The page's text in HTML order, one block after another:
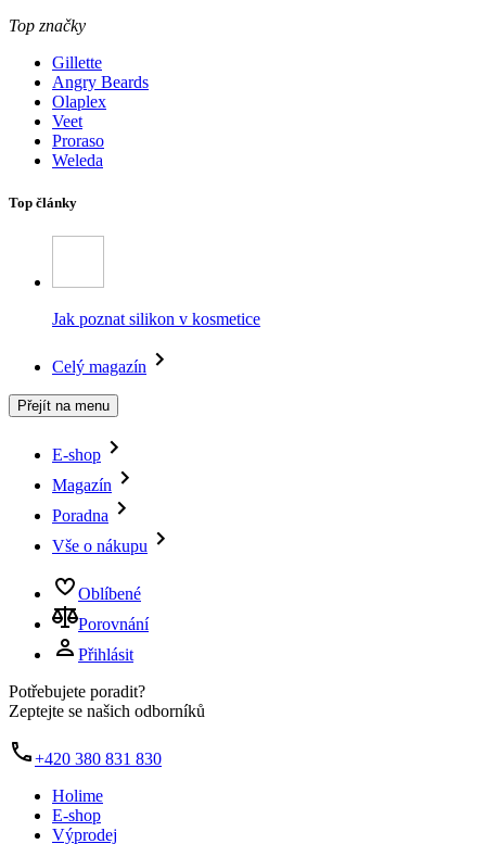
Top značky
Gillette
Angry Beards
Olaplex
Veet
Proraso
Weleda
Top články
Jak poznat silikon v kosmetice
Celý magazín
Přejít na menu
E-shop
Magazín
Poradna
Vše o nákupu
Oblíbené
Porovnání
Přihlásit
Potřebujete poradit?
Zeptejte se našich odborníků
+420 380 831 830
Holime
E-shop
Výprodej